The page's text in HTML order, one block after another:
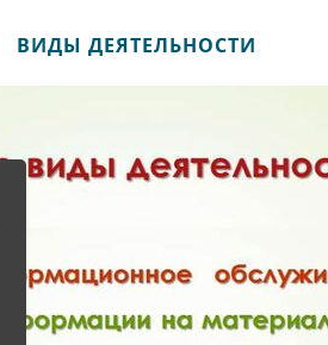
ВИДЫ ДЕЯТЕЛЬНОСТИ